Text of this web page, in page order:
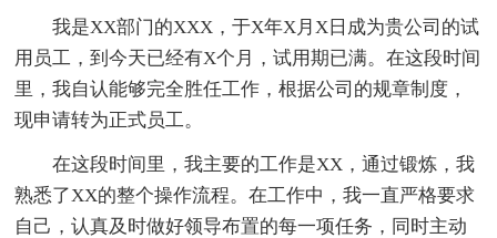
我是XX部门的XXX，于X年X月X日成为贵公司的试
用员工，到今天已经有X个月，试用期已满。在这段时间
里，我自认能够完全胜任工作，根据公司的规章制度，
现申请转为正式员工。
在这段时间里，我主要的工作是XX，通过锻炼，我
熟悉了XX的整个操作流程。在工作中，我一直严格要求
自己，认真及时做好领导布置的每一项任务，同时主动